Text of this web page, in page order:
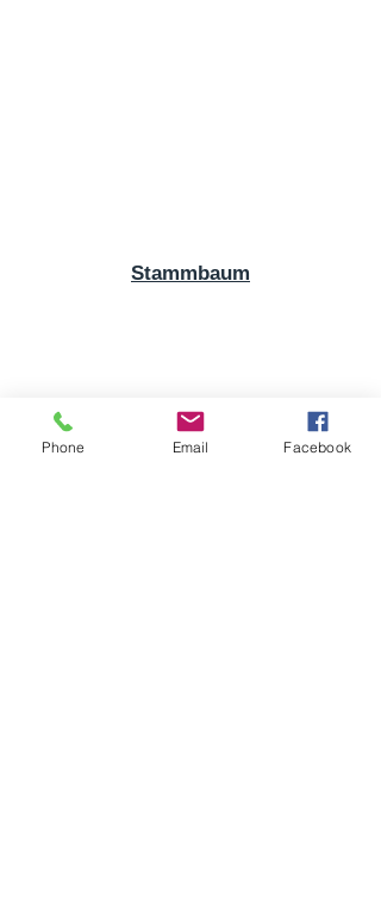
Stammbaum
Phone Email Facebook